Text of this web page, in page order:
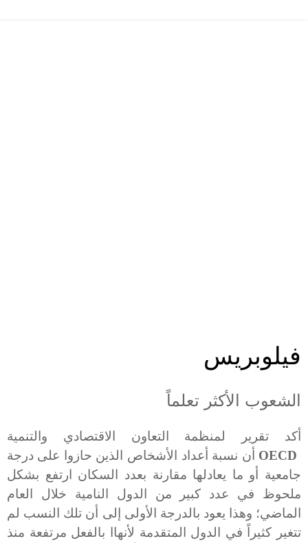
فيلوبريس
الشعوب الأكثر تعلماً
أكد تقرير لمنظمة التعاون الاقتصادي
والتنمية
OECD أن نسبة أعداد الأشخاص الذين حازوا على درجة
جامعية أو ما يعادلها مقارنة بعدد السكان ارتفع بشكل
ملحوظ
في عدد كبير من الدول النامية خلال
العام
الماضي؛ وهذا يعود بالدرجة الأولى إلى أن تلك النسب لم
تتغير
كثيراً في الدول المتقدمة لأنهاا بالفعل مرتفعة منذ